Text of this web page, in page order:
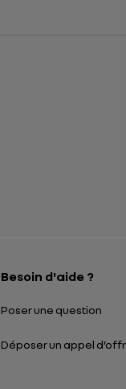
Besoin d'aide ?
Poser une question
Déposer un appel